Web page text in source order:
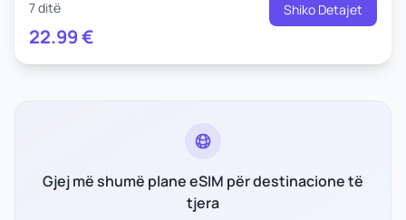
7 ditë
22.99€
Shiko Detajet
Gjej më shumë plane eSIM për destinacione të
tjera